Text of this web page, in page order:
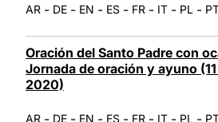
AR - DE - EN - ES - FR - IT - PL -
Oración del Santo Padre con
Jornada de oración y ayuno
2020)
AR - DE - EN - ES - FR - IT - PL -